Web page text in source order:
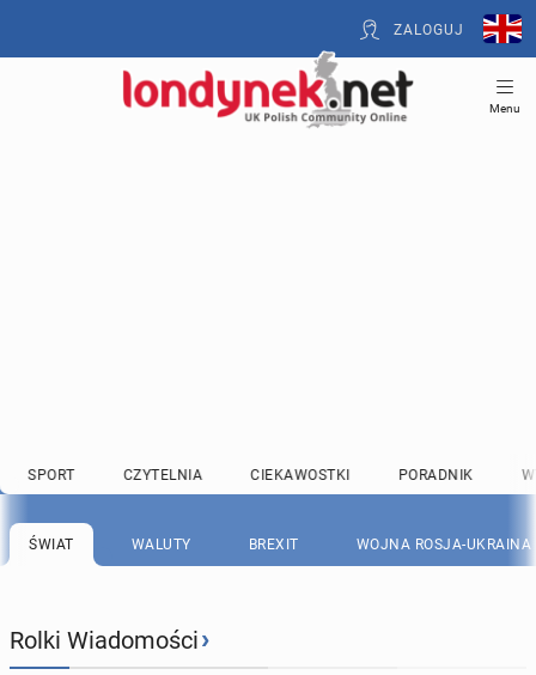
ZALOGUJ
Menu
SPORT CZYTELNIA CIEKAWOSTKI PORADNIK
ŚWIAT WALUTY BREXIT WOJNA ROSJA-UKRAINA
Rolki Wiadomości›